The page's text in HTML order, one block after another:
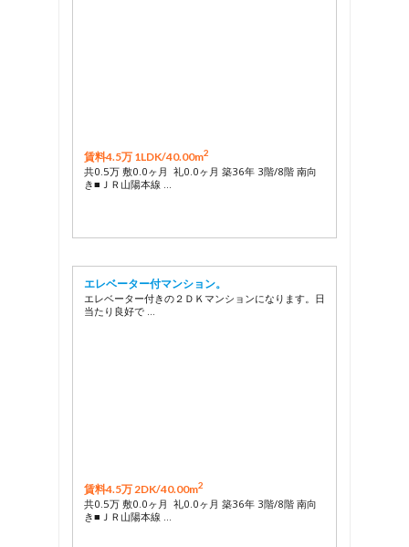
賃料4.5万 1LDK/40.00m2
共0.5万 敷0.0ヶ月 礼0.0ヶ月 築36年 3階/8階 南向
き■ＪＲ山陽本線 …
エレベーター付マンション。
エレベーター付きの２ＤＫマンションになります。日
当たり良好で …
賃料4.5万 2DK/40.00m2
共0.5万 敷0.0ヶ月 礼0.0ヶ月 築36年 3階/8階 南向
き■ＪＲ山陽本線 …